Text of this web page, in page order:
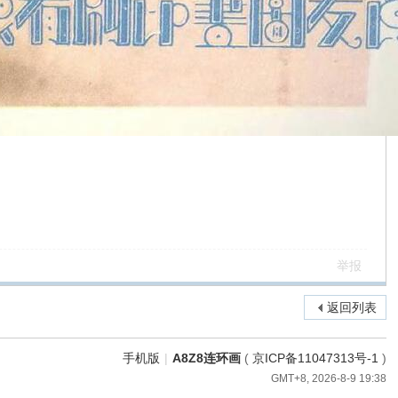
举报
返回列表
手机版 | A8Z8连环画( 京ICP备11047313号-1 )
GMT+8, 2026-8-9 19:38